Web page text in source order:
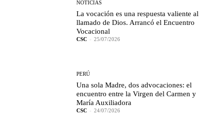
NOTICIAS
La vocación es una respuesta valiente al
llamado de Dios. Arrancó el Encuentro
Vocacional
CSC - 25/07/2026
PERÚ
Una sola Madre, dos advocaciones: el
encuentro entre la Virgen del Carmen y
María Auxiliadora
CSC - 24/07/2026